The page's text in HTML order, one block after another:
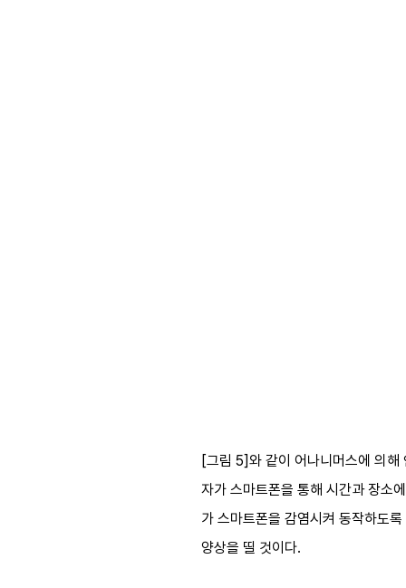
[그림 5]와 같이 어나니머스에 의
자가 스마트폰을 통해 시간과 장소
가 스마트폰을 감염시켜 동작하도
양상을 띨 것이다.